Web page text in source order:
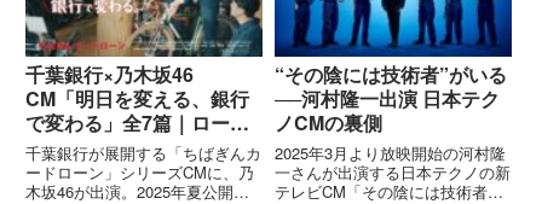
千葉銀行×乃木坂46
CM「明日を変える、銀行
で変わる」全7篇｜ロード
バイクで通勤篇 五百城茉
央ほか人気メンバー出演
千葉銀行が展開する「ちばぎんカ
ードローン」シリーズCMに、乃
木坂46が出演。2025年夏公開の
“その陰には技術者”がいる
──河村隆一出演 日本テク
ノCMの裏側
2025年3月より放映開始の河村隆
一さんが出演する日本テクノの新
テレビCM「その陰には技術者」